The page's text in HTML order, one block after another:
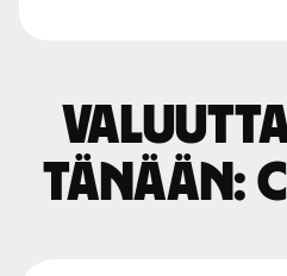
tänään: